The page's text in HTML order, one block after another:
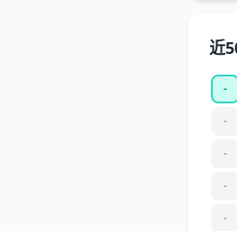
近
-
-
-
-
-